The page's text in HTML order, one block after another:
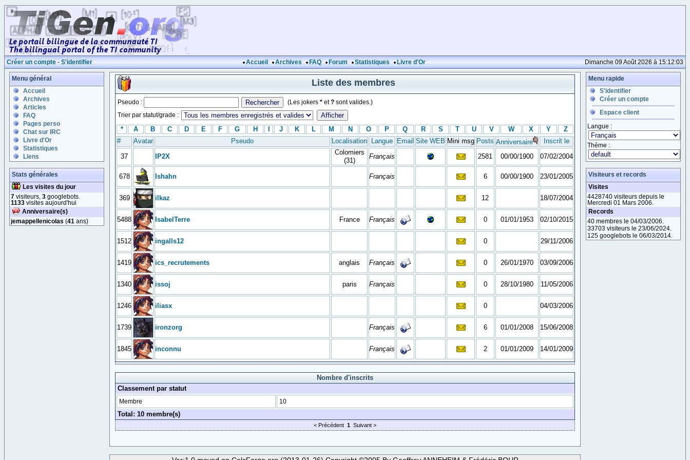
Créer un compte - S'identifier Accueil Archives FAQ Forum Statistiques Livre d'Or Dimanche 09 Août 2026 à 15:12:03
Menu général
Accueil
Archives
Articles
FAQ
Pages perso
Chat sur IRC
Livre d'Or
Statistiques
Liens
Stats générales
Les visites du jour
7 visiteurs, 3 googlebots.
1133 visites aujourd'hui
Anniversaire(s)
jemappellenicolas (41 ans)
Liste des membres
Pseudo : (Les jokers * et? sont valides.)
Trier par statut/grade :
* A B C D E F G H J K L M N O P Q R S T U V W X Y
Z
#
Avatar Pseudo Localisation Langue Email Site WEB Mini msg Posts Anniversaire
Inscrit le
37
IP2X
Colomiers
(31)
Français 2581 00/00/1900 07/02/2004
678 Ishahn Français 6 00/00/1900 23/01/2005
369 ilkaz 12 18/07/2004
5488 IsabelTerre France Français 0 01/01/1953 02/10/2015
1512 ingalls12 0 29/11/2006
1419 ics_recrutements anglais Français 0 26/01/1970 03/09/2006
1340 issoj paris Français 0 28/10/1980 11/05/2006
1246 iliasx 0 04/03/2006
1739 ironzorg Français 6 01/01/2008 15/06/2008
1845 inconnu Français 2 01/01/2009 14/01/2009
Nombre d'inscrits
Classement par statut
Membre 10
Total: 10 membre(s)
< Précédent 1 Suivant >
Menu rapide
S'identifier
Créer un compte
Espace client
Langue :
Thème :
Visiteurs et records
Visites
4428740 visiteurs depuis le
Mercredi 01 Mars 2006.
Records
40 membres le 04/03/2006.
33703 visiteurs le 23/06/2024.
125 googlebots le 06/03/2014.